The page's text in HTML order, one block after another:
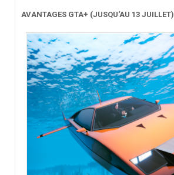
AVANTAGES GTA+ (JUSQU'AU 13 JUILLET)